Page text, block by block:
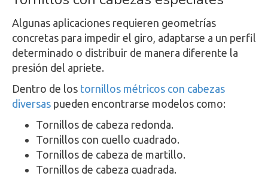
Algunas aplicaciones requieren geometrías
concretas para impedir el giro, adaptarse a un perfil
determinado o distribuir de manera diferente la
presión del apriete.
Dentro de los tornillos métricos con cabezas
diversas pueden encontrarse modelos como:
Tornillos de cabeza redonda.
Tornillos con cuello cuadrado.
Tornillos de cabeza de martillo.
Tornillos de cabeza cuadrada.